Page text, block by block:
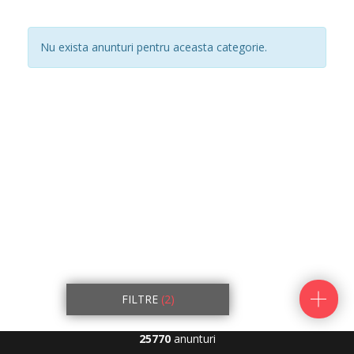
Nu exista anunturi pentru aceasta categorie.
FILTRE (2)
25770anunturi